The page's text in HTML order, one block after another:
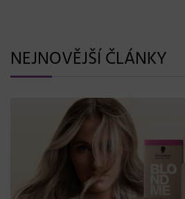
NEJNOVĚJŠÍ ČLÁNKY